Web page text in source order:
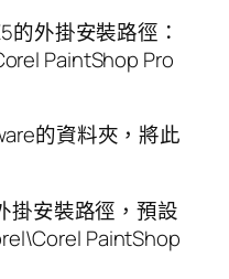
的外掛安裝路徑：
PaintShop Pro
的資料夾，將此
掛安裝路徑，預設
PaintShop